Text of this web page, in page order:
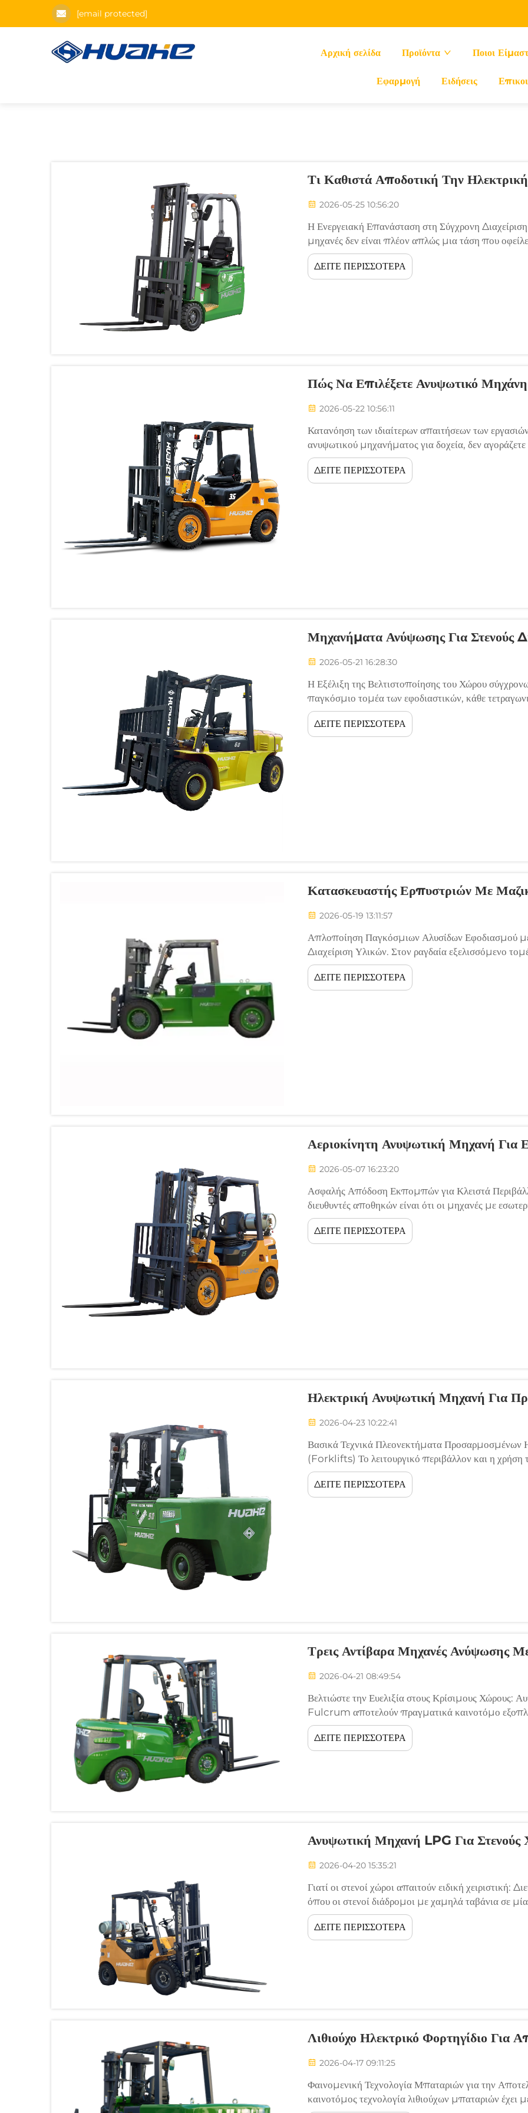
[email protected]
Αρχική σελίδα Προϊόντα Ποιοι
Εφαρμογή Ειδήσεις
Τι Καθιστά Αποδοτική Την
2026-05-25 10:56:20
Η Ενεργειακή Επανάσταση στη Σύγχρονη
μηχανές δεν είναι πλέον απλώς μια τάση που
περιβάλλοντος· αποτελεί μια θεμελιώδη αλλαγή
ανυψωτικές μηχανές αναπροσδιορίζουν τις
ΔΕΙΤΕ ΠΕΡΙΣΣΟΤΕΡΑ
Πώς Να Επιλέξετε Ανυψωτικό
2026-05-22 10:56:11
Κατανόηση των ιδιαίτερων απαιτήσεων των
ανυψωτικού μηχανήματος για δοχεία, δεν
στρατηγική επένδυση στην απόδοση και την
ΔΕΙΤΕ ΠΕΡΙΣΣΟΤΕΡΑ
Μηχανήματα Ανύψωσης Για Στενούς
2026-05-21 16:28:30
Η Εξέλιξη της Βελτιστοποίησης του Χώρου
παγκόσμιο τομέα των εφοδιαστικών, κάθε
καταστεί κρίσιμο περιουσιακό στοιχείο. Καθώς οι
αποθεμάτων διογκώνονται, οι παραδοσιακοί ευρείς
ΔΕΙΤΕ ΠΕΡΙΣΣΟΤΕΡΑ
Κατασκευαστής Ερπυστριών Με
2026-05-19 13:11:57
Απλοποίηση Παγκόσμιων Αλυσίδων Εφοδιασμού
Διαχείριση Υλικών. Στον ραγδαία εξελισσόμενο
αποθηκευτικών λειτουργιών, η επιλογή του
κατά πολύ την απλή εξέταση των τυπικών τεχνικών
ΔΕΙΤΕ ΠΕΡΙΣΣΟΤΕΡΑ
Αεριοκίνητη Ανυψωτική Μηχανή Για
2026-05-07 16:23:20
Ασφαλής Απόδοση Εκπομπών για Κλειστά
διευθυντές αποθηκών είναι ότι οι μηχανές με
τους κανονισμούς ποιότητας του εσωτερικού αέρα.
σύγχρονες αεριοκίνητες ανυψωτικές μηχανές.
ΔΕΙΤΕ ΠΕΡΙΣΣΟΤΕΡΑ
Ηλεκτρική Ανυψωτική Μηχανή Για
2026-04-23 10:22:41
Βασικά Τεχνικά Πλεονεκτήματα
(Forklifts) Το λειτουργικό περιβάλλον και η
βιομηχανία σε βιομηχανία. Ενώ το τυποποιημένο
ορισμένες εφαρμογές, τα προσαρμοσμένα
αποδοτικότητα για συγκεκριμένες εφαρμογές...
ΔΕΙΤΕ ΠΕΡΙΣΣΟΤΕΡΑ
Τρεις Αντίβαρα Μηχανές Ανύψωσης
2026-04-21 08:49:54
Βελτιώστε την Ευελιξία στους Κρίσιμους Χώρους:
Fulcrum αποτελούν πραγματικά καινοτόμο
συνδράμουν τις συνηθισμένες τετρατρόχους
υποστήριξης επιτρέπουν πολύ σ...
ΔΕΙΤΕ ΠΕΡΙΣΣΟΤΕΡΑ
Ανυψωτική Μηχανή LPG Για Στενούς
2026-04-20 15:35:21
Γιατί οι στενοί χώροι απαιτούν ειδική χειριστική:
όπου οι στενοί διάδρομοι με χαμηλά ταβάνια σε
δυσκολίες για τον εξοπλισμό χειρισμού υλικών.
περιορισμοί σχεδιασμού...
ΔΕΙΤΕ ΠΕΡΙΣΣΟΤΕΡΑ
Λιθιούχο Ηλεκτρικό Φορτηγίδιο Για
2026-04-17 09:11:25
Φαινομενική Τεχνολογία Μπαταριών για την
καινοτόμος τεχνολογία λιθιούχων μπαταριών έχει